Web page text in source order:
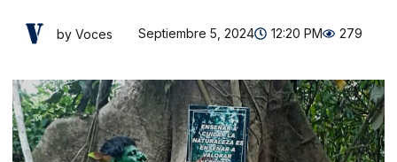
by Voces Septiembre 5, 2024 12:20 PM 279